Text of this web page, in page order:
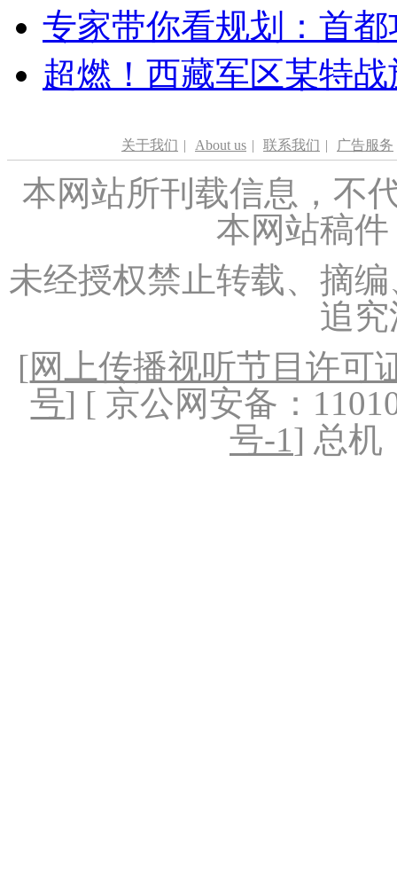
专家带你看规划：首
超燃！西藏军区某特
关于我们 | About us | 联系我们 | 广告服务
本网站所刊载信息，不
本网站稿
未经授权禁止转载、摘
追
[网上传播视听节目许可
号] [ 京公网安备：
号-1] 总机